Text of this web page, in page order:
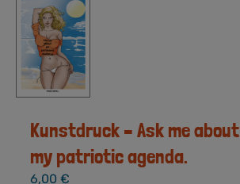
Kunstdruck – Ask me about
my patriotic agenda.
6,00 €